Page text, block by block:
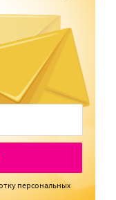
персональных